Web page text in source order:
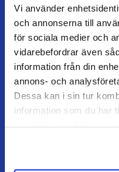
Vi använder
och annonserna till
för sociala medier och
vidarebefordrar även
information från din
annons- och
Dessa kan i sin tur
information som du har
TEAM ALUTORP
Din hovslagerbutik
og personlig service.
Kontakt
0727-434 434